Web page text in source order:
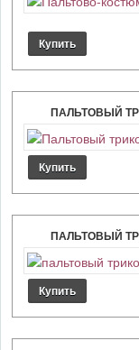
ПАЛЬТОВЫЙ
ПАЛЬТОВЫЙ